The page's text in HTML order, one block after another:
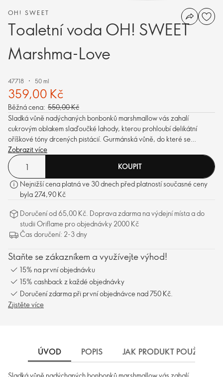
OH! SWEET
Toaletní voda OH! SWEET
Marshma-Love
47718 50 ml
359,00 Kč
Běžná cena: 550,00 Kč
Sladká vůně nadýchaných bonbonků marshmallow vás zahalí
cukrovým oblakem slaďoučké lahody, kterou prohloubí delikátní
oříškové tóny drcených pistácií. Gurmánská vůně, do které se
zamilujete vy i kamarádky, bez debat.
Zobrazit více
KOUPIT
Nejnižší cena platná ve 30 dnech před platností současné ceny
byla 274,90 Kč
Doručení od 65,00 Kč. Doprava zdarma na výdejní místa a do
studii Oriflame pro objednávky 2000 Kč
Čas doručení: 2-3 dny
Staňte se zákazníkem a využívejte výhod!
15% na první objednávku
15% cashback z každé objednávky
Doručení zdarma při první objednávce nad 750 Kč.
Zjistěte více
ÚVOD POPIS JAK PRODUKT POUŽÍVAT